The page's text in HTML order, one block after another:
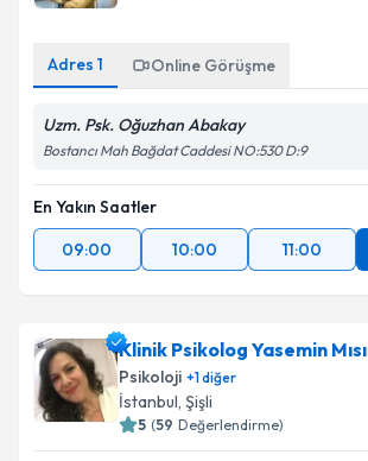
Adres 1 Online Görüşme
Uzm. Psk. Oğuzhan Abakay
Bostancı Mah Bağdat Caddesi NO:530 D:9
En Yakın Saatler
09:00
10:00 11:00
Klinik Psikolog Yasemin
Psikoloji +1diğer
İstanbul, Şişli
5 (59 Değerlendirme)